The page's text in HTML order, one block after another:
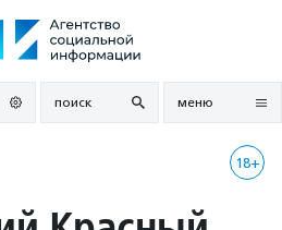
поиск меню
18+